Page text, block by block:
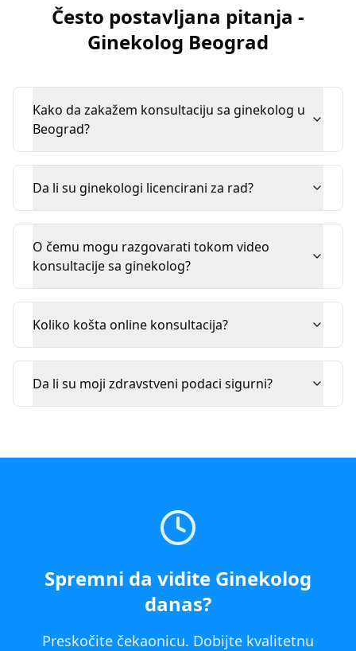
Često postavljana pitanja -
Ginekolog Beograd
Kako da zakažem konsultaciju sa ginekolog u
Beograd?
Da li su ginekologi licencirani za rad?
O čemu mogu razgovarati tokom video
konsultacije sa ginekolog?
Koliko košta online konsultacija?
Da li su moji zdravstveni podaci sigurni?
Spremni da vidite Ginekolog
danas?
Preskočite čekaonicu. Dobijte kvalitetnu